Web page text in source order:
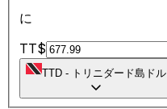
に
TT$
TTD - トリニダード島ドル